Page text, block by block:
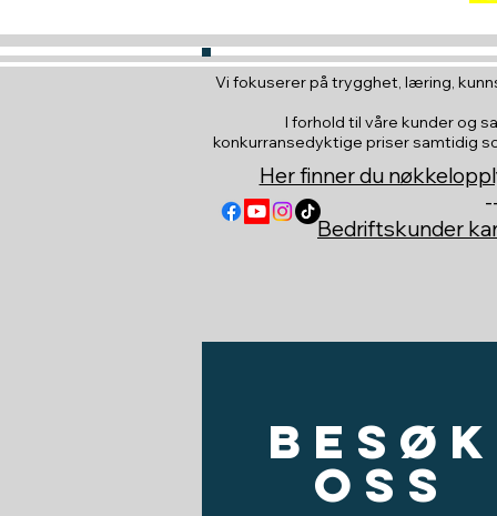
Vi fokuserer på trygghet, læring,
I forhold til våre kunder og
konkurransedyktige priser samtidig
Her finner du
Bedriftskunder
Besøk
oss